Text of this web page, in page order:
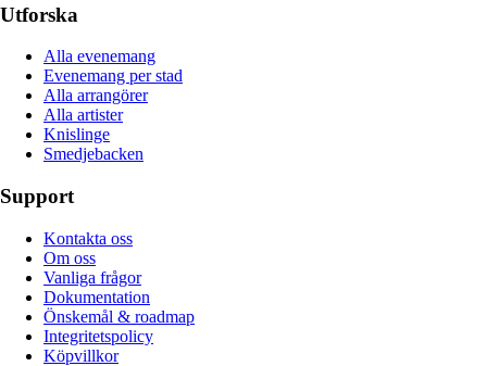
Utforska
Alla evenemang
Evenemang per stad
Alla arrangörer
Alla artister
Knislinge
Smedjebacken
Support
Kontakta oss
Om oss
Vanliga frågor
Dokumentation
Önskemål & roadmap
Integritetspolicy
Köpvillkor